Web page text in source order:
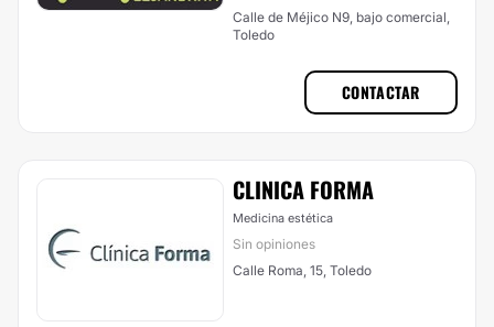
Calle de Méjico N9, bajo comercial,
Toledo
CONTACTAR
CLINICA FORMA
Medicina estética
Sin opiniones
Calle Roma, 15, Toledo